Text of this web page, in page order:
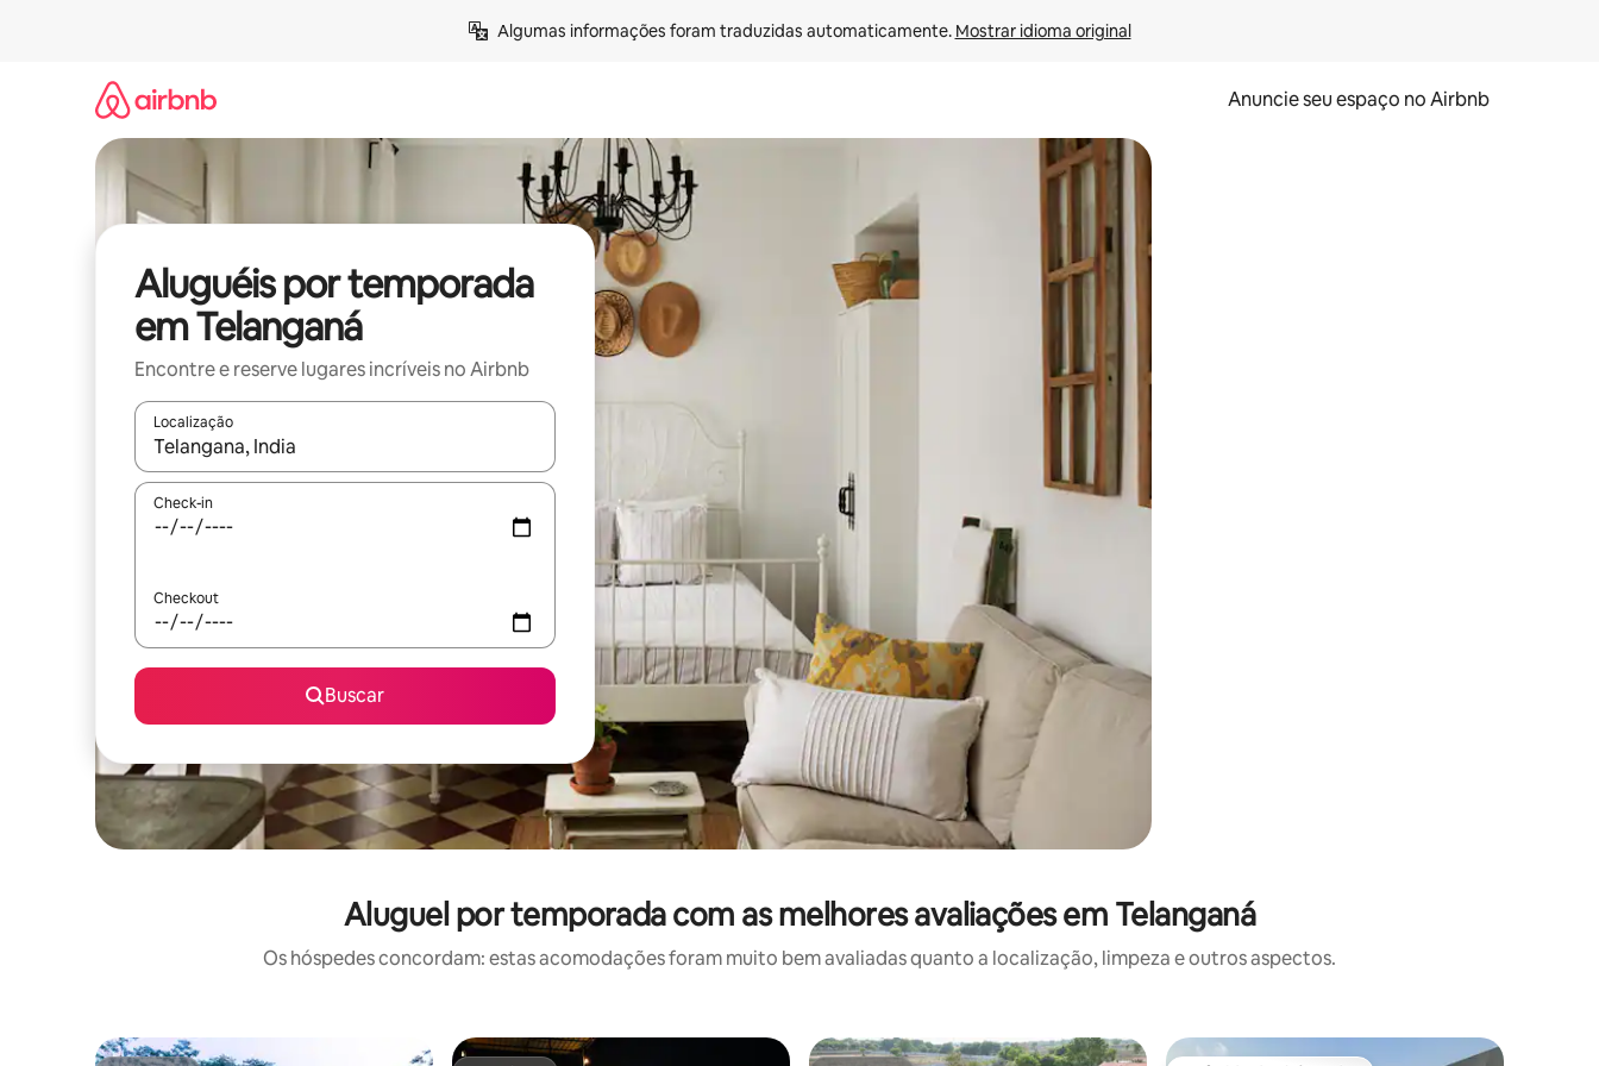
Algumas informações foram traduzidas automaticamente. Mostrar idioma original
Anuncie seu espaço no Airbnb
Aluguéis por temporada
em Telanganá
Encontre e reserve lugares incríveis no Airbnb
Localização
Quando os resultados estiverem disponíveis, explore-os usando as seta para cima e para baixo do teclado ou tocando e deslizando o dedo na tela.
Check-in
Checkout
Buscar
Aluguel por temporada com as melhores avaliações em Telanganá
Os hóspedes concordam: estas acomodações foram muito bem avaliadas quanto a localização, limpeza e outros aspectos.